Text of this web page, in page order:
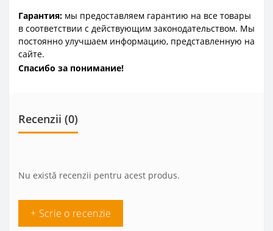
Гарантия: мы предоставляем гарантию на все товары
в соответствии с действующим законодательством. Мы
постоянно улучшаем информацию, представленную на
сайте.
Спасибо за понимание!
Recenzii (0)
Nu există recenzii pentru acest produs.
+ Scrie o recenzie